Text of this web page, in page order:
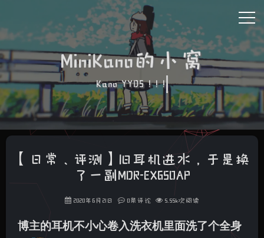
MiniKano的小窝
Kano YYDS ! ! !
【日常、评测】旧耳机进水，于是换
了一副MDR-EX650AP
2020年6月21日 0条评论 5.55k次阅读
博主的耳机不小心卷入洗衣机里面洗了个全身